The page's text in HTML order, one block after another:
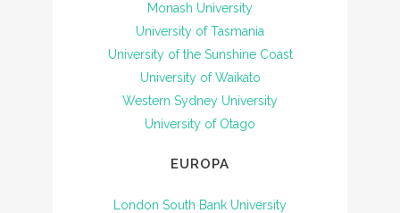
Monash University
University of Tasmania
University of the Sunshine Coast
University of Waikato
Western Sydney University
University of Otago
EUROPA
London South Bank University